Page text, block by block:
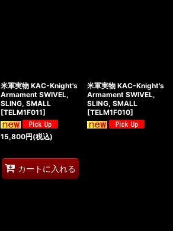
米軍実物 KAC-Knight's
Armament SWIVEL,
SLING, SMALL
[TELM1F011]
15,800円(税込)
カートに入れる
米軍実物 KAC-Knight's
Armament SWIVEL,
SLING, SMALL
[TELM1F010]